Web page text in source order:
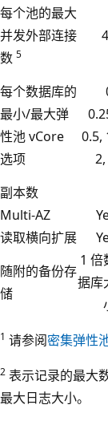
每个池的最大
并发外部连接
数 5
每个数据库的
最小/最大弹
性池 vCore
选项
0.5,
副本数
Multi-AZ
读取横向扩展
随附的备份存
储
1 倍
据库
1 请参阅密集弹性
2 表示记录的最大
最大日志大小。